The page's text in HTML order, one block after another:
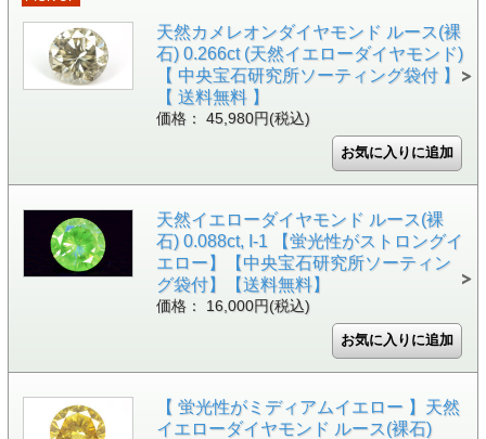
天然カメレオンダイヤモンド ルース(裸
石) 0.266ct (天然イエローダイヤモンド)
【 中央宝石研究所ソーティング袋付 】
【 送料無料 】
価格： 45,980円(税込)
天然イエローダイヤモンド ルース(裸
石) 0.088ct, I-1 【蛍光性がストロングイ
エロー】【中央宝石研究所ソーティン
グ袋付】【送料無料】
価格： 16,000円(税込)
【 蛍光性がミディアムイエロー 】天然
イエローダイヤモンド ルース(裸石)